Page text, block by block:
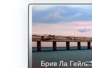
Брив Ла Гейл